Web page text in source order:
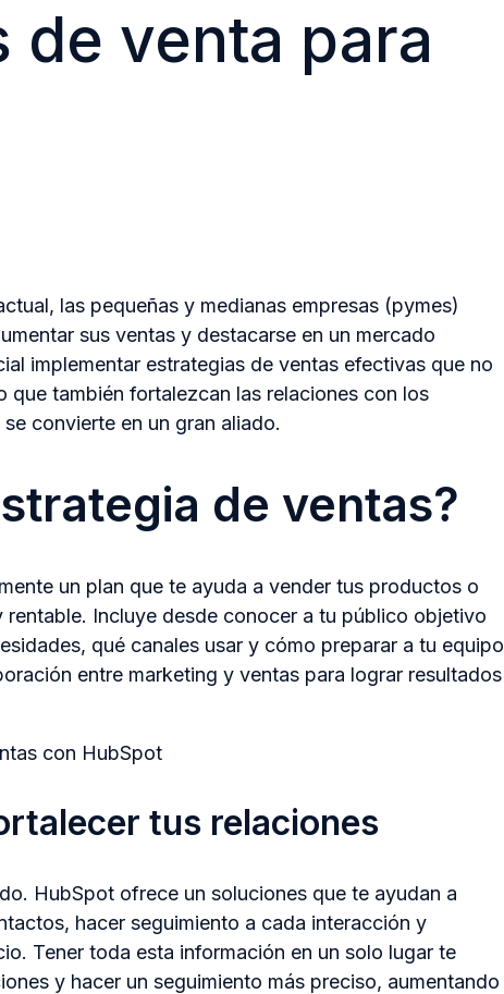
de venta para
las pequeñas y medianas empresas (pymes)
sus ventas y destacarse en un mercado
implementar estrategias de ventas efectivas que no
que también fortalezcan las relaciones con los
convierte en un gran aliado.
de ventas?
un plan que te ayuda a vender tus productos o
Incluye desde conocer a tu público objetivo
qué canales usar y cómo preparar a tu equipo
entre marketing y ventas para lograr resultados
con HubSpot
tus relaciones
HubSpot ofrece un soluciones que te ayudan a
hacer seguimiento a cada interacción y
Tener toda esta información en un solo lugar te
y hacer un seguimiento más preciso, aumentando